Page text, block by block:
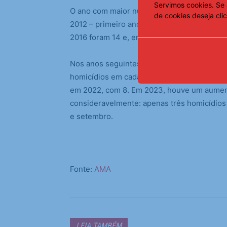
O ano com maior número de homicídios
2012 – primeiro ano da série histórica –
2016 foram 14 e, em 2017, 13 mortes
Nos anos seguintes, houve uma
homicídios em cada ano; em 2020, foram
em 2022, com 8. Em 2023, houve um
consideravelmente: apenas três
e setembro.
Fonte: AMA
Servimos cookies.
de cookies deseja